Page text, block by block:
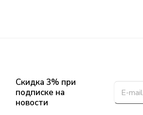
Скидка 3% при
подписке на
новости